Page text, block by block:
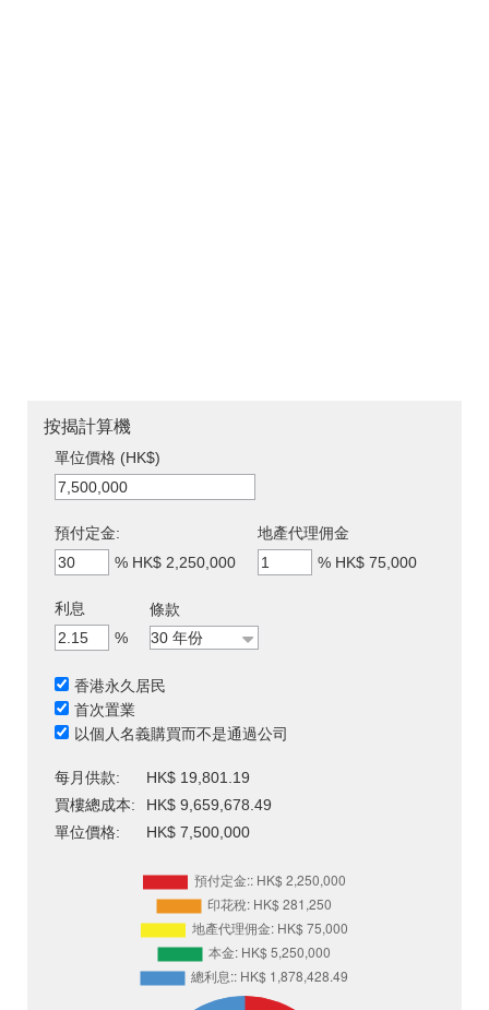
按揭計算機
單位價格 (HK$)
預付定金:
% HK$ 2,250,000
地產代理佣金
% HK$ 75,000
利息
%
條款
香港永久居民
首次置業
以個人名義購買而不是通過公司
每月供款:
HK$ 19,801.19
買樓總成本:
HK$ 9,659,678.49
單位價格:
HK$ 7,500,000